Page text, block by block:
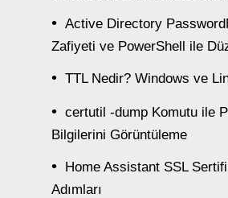
Active Directory
Zafiyeti ve PowerShell ile
TTL Nedir? Windows ve
certutil -dump Komutu ile
Bilgilerini Görüntüleme
Home Assistant SSL
Adımları